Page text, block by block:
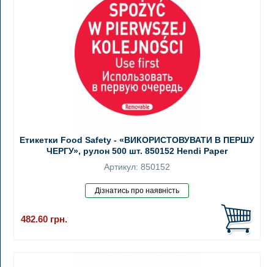
Етикетки Food Safety - «ВИКОРИСТОВУВАТИ В ПЕРШУ
ЧЕРГУ», рулон 500 шт. 850152 Hendi Paper
Артикул: 850152
482.60 грн.